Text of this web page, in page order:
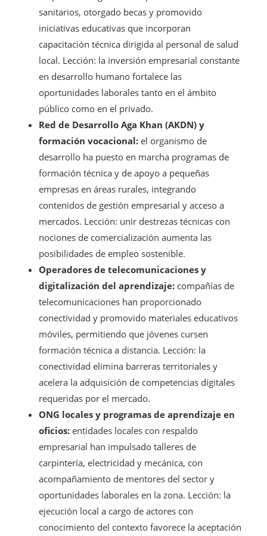
sanitarios, otorgado becas y promovido
iniciativas educativas que incorporan
capacitación técnica dirigida al personal de salud
local. Lección: la inversión empresarial constante
en desarrollo humano fortalece las
oportunidades laborales tanto en el ámbito
público como en el privado.
Red de Desarrollo Aga Khan (AKDN) y
formación vocacional: el organismo de
desarrollo ha puesto en marcha programas de
formación técnica y de apoyo a pequeñas
empresas en áreas rurales, integrando
contenidos de gestión empresarial y acceso a
mercados. Lección: unir destrezas técnicas con
nociones de comercialización aumenta las
posibilidades de empleo sostenible.
Operadores de telecomunicaciones y
digitalización del aprendizaje: compañías de
telecomunicaciones han proporcionado
conectividad y promovido materiales educativos
móviles, permitiendo que jóvenes cursen
formación técnica a distancia. Lección: la
conectividad elimina barreras territoriales y
acelera la adquisición de competencias digitales
requeridas por el mercado.
ONG locales y programas de aprendizaje en
oficios: entidades locales con respaldo
empresarial han impulsado talleres de
carpintería, electricidad y mecánica, con
acompañamiento de mentores del sector y
oportunidades laborales en la zona. Lección: la
ejecución local a cargo de actores con
conocimiento del contexto favorece la aceptación